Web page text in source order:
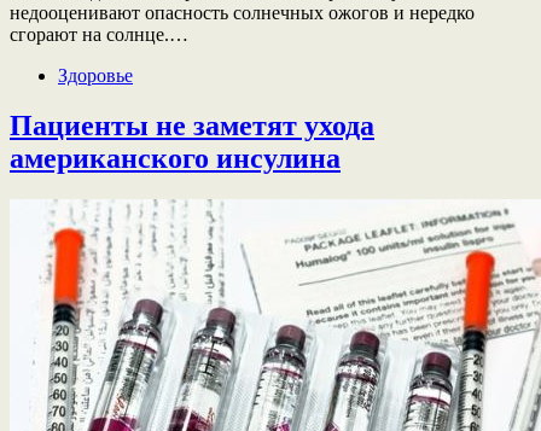
недооценивают опасность солнечных ожогов и нередко
сгорают на солнце.…
Здоровье
Пациенты не заметят ухода
американского инсулина